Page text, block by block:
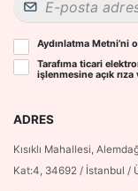
Aydınlatma Metni’ni
Tarafıma ticari
işlenmesine açık rıza
ADRES
Kısıklı Mahallesi,
Kat:4, 34692 / İstanbul /